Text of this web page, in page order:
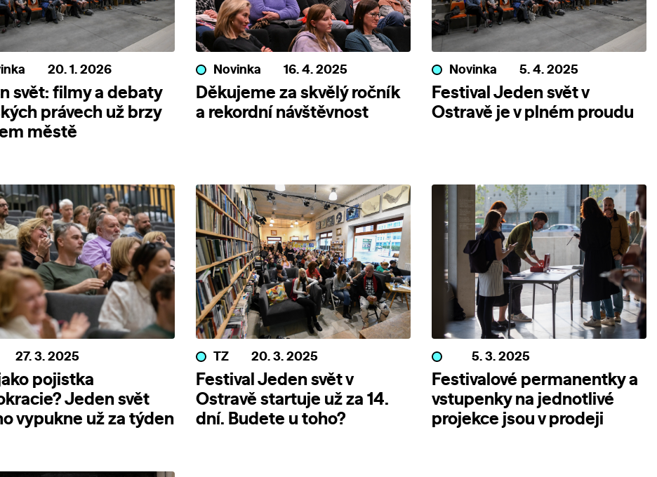
20. 1. 2026
svět: filmy a debaty
právech už brzy
městě
Novinka 16. 4. 2025
Děkujeme za skvělý ročník
a rekordní návštěvnost
Novinka 5. 4. 2025
Festival Jeden svět v
Ostravě je v plném proudu
27. 3. 2025
pojistka
Jeden svět
vypukne už za týden
TZ 20. 3. 2025
Festival Jeden svět v
Ostravě startuje už za 14.
dní. Budete u toho?
5. 3. 2025
Festivalové permanentky a
vstupenky na jednotlivé
projekce jsou v prodeji